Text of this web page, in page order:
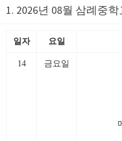
1. 2026년 08월 삼례중
일자 요일
14 금요일